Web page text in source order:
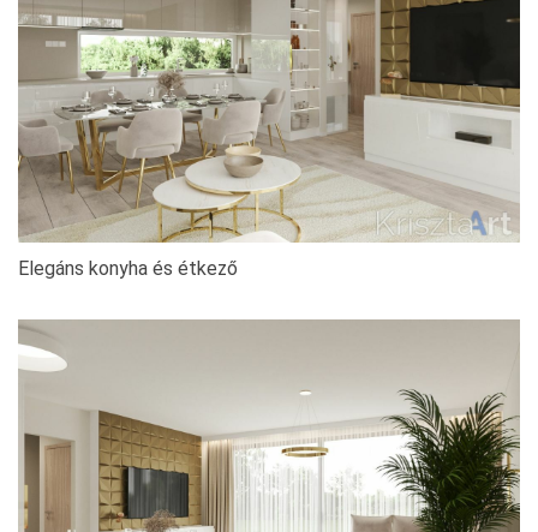
Elegáns konyha és étkező